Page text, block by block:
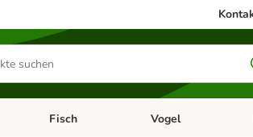
öffnen: Hundefutter & Zubehör
Kategorie-Menü öffnen: Kleintier
Fisch Kategorie-Menü
Vogel